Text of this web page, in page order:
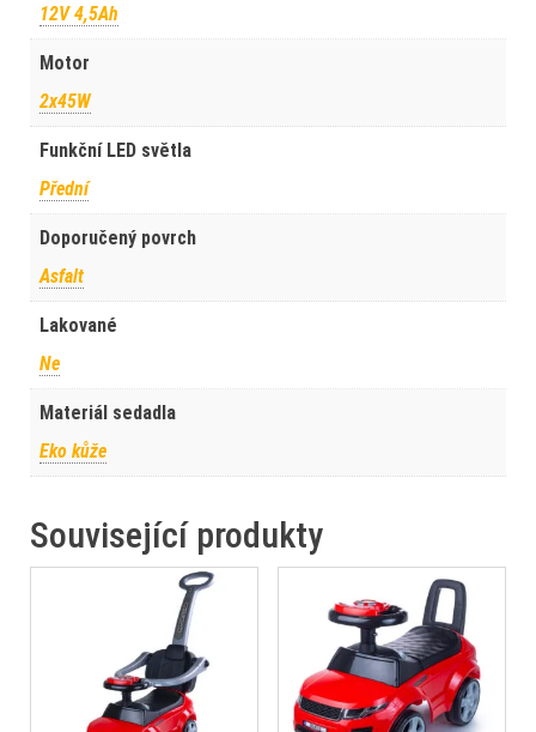
12V 4,5Ah
Motor
2x45W
Funkční LED světla
Přední
Doporučený povrch
Asfalt
Lakované
Ne
Materiál sedadla
Eko kůže
Související produkty